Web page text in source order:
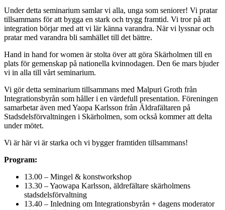
Under detta seminarium samlar vi alla, unga som seniorer! Vi pratar
tillsammans för att bygga en stark och trygg framtid. Vi tror på att
integration börjar med att vi lär känna varandra. När vi lyssnar och
pratar med varandra bli samhället till det bättre.
Hand in hand for women är stolta över att göra Skärholmen till en
plats för gemenskap på nationella kvinnodagen. Den 6e mars bjuder
vi in alla till vårt seminarium.
Vi gör detta seminarium tillsammans med Malpuri Groth från
Integrationsbyrån som håller i en värdefull presentation. Föreningen
samarbetar även med Yaopa Karlsson från Äldrafältaren på
Stadsdelsförvaltningen i Skärholmen, som också kommer att delta
under mötet.
Vi är här vi är starka och vi bygger framtiden tillsammans!
Program:
13.00 – Mingel & konstworkshop
13.30 – Yaowapa Karlsson, äldrefältare skärholmens
stadsdelsförvaltning
13.40 – Inledning om Integrationsbyrån + dagens moderator